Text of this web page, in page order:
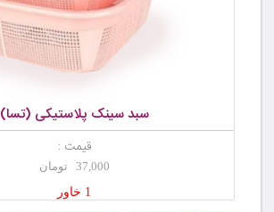
سبد سینک پلاستیکی (تسا)
قیمت :
37,000 تومان
1 خاور